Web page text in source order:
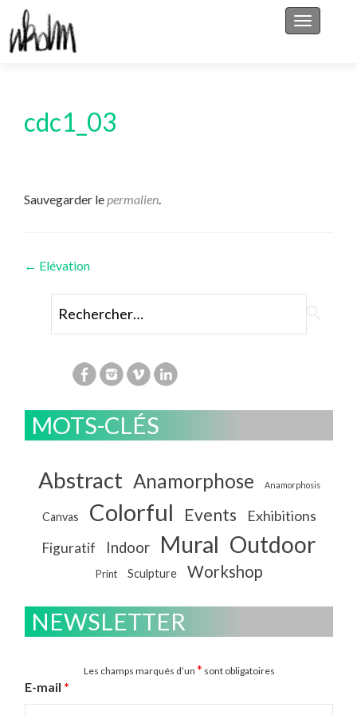
Afficher/
cdc1_03
Sauvegarder lepermalien.
Navigation
des
articles
← Elévation
MOTS-CLÉS
Abstract Anamorphose Anamorphosis
Canvas Colorful Events Exhibitions
Figuratif Indoor Mural Outdoor
Print Sculpture Workshop
NEWSLETTER
Les champs marqués d’un * sont obligatoires
E-mail *